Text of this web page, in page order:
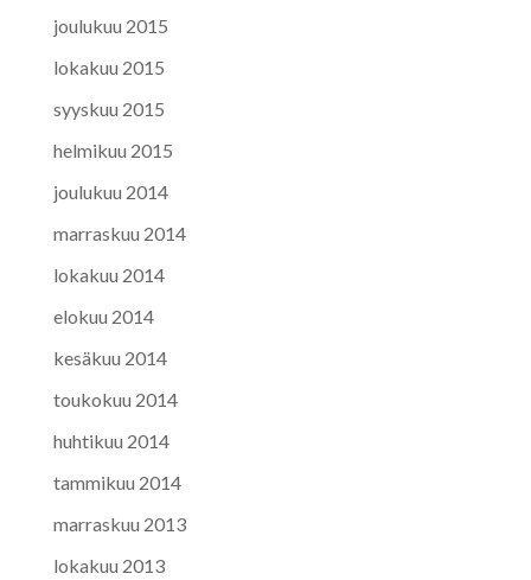
joulukuu 2015
lokakuu 2015
syyskuu 2015
helmikuu 2015
joulukuu 2014
marraskuu 2014
lokakuu 2014
elokuu 2014
kesäkuu 2014
toukokuu 2014
huhtikuu 2014
tammikuu 2014
marraskuu 2013
lokakuu 2013